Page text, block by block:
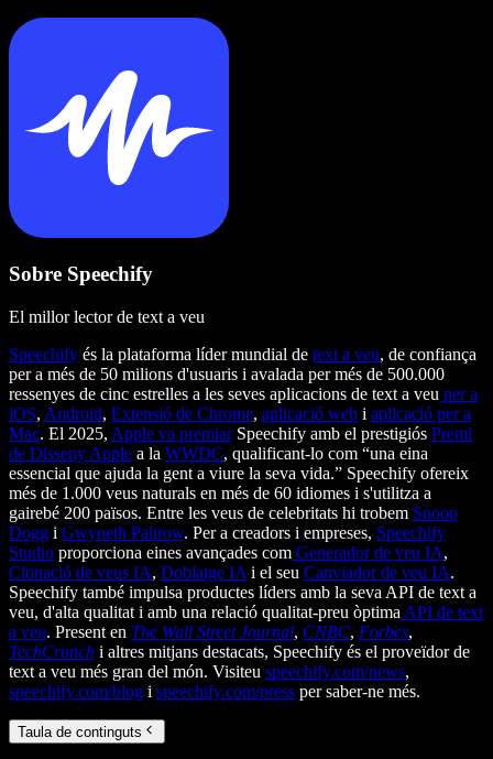
Sobre Speechify
El millor lector de text a veu
Speechify és la plataforma líder mundial de text a veu, de confiança
per a més de 50 milions d'usuaris i avalada per més de 500.000
ressenyes de cinc estrelles a les seves aplicacions de text a veu per a
iOS, Android, Extensió de Chrome, aplicació web i aplicació per a
Mac. El 2025, Apple va premiarSpeechify amb el prestigiós Premi
de Disseny Apple a la WWDC, qualificant-lo com “una eina
essencial que ajuda la gent a viure la seva vida.” Speechify ofereix
més de 1.000 veus naturals en més de 60 idiomes i s'utilitza a
gairebé 200 països. Entre les veus de celebritats hi trobem Snoop
Dogg i Gwyneth Paltrow. Per a creadors i empreses, Speechify
Studio proporciona eines avançades com Generador de veu IA,
Clonació de veus IA, Doblatge IA i el seu Canviador de veu IA.
Speechify també impulsa productes líders amb la seva API de text a
veu, d'alta qualitat i amb una relació qualitat-preu òptima API de text
a veu. Present en The Wall Street Journal, CNBC, Forbes,
TechCrunch i altres mitjans destacats, Speechify és el proveïdor de
text a veu més gran del món. Visiteu speechify.com/news,
speechify.com/blog i speechify.com/press per saber-ne més.
Taula de continguts